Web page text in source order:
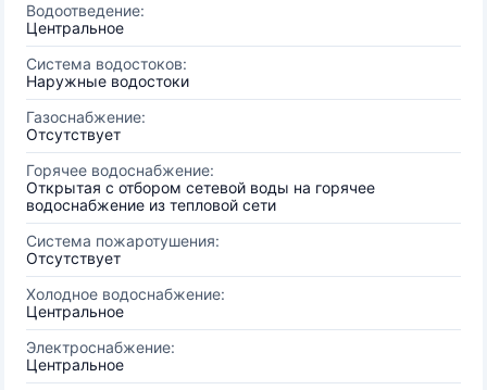
Водоотведение:
Центральное
Система водостоков:
Наружные водостоки
Газоснабжение:
Отсутствует
Горячее водоснабжение:
Открытая с отбором сетевой воды на горячее
водоснабжение из тепловой сети
Система пожаротушения:
Отсутствует
Холодное водоснабжение:
Центральное
Электроснабжение:
Центральное